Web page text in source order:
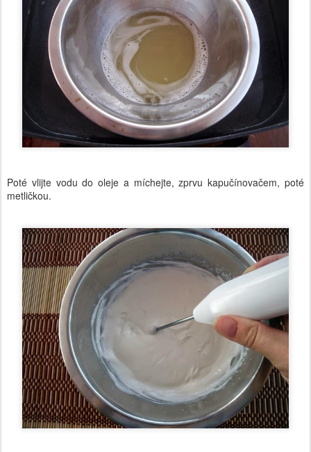
Poté vlijte vodu do oleje a míchejte, zprvu kapučínovačem, poté
metličkou.